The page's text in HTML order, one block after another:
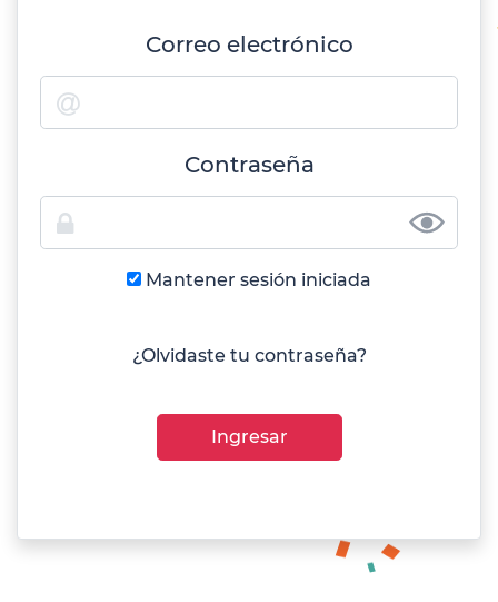
Correo electrónico
Contraseña
Mantener sesión iniciada
¿Olvidaste tu contraseña?
Ingresar